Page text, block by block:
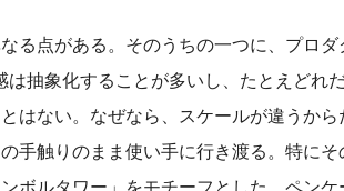
る点がある。そのうちの一つに、プロダ
抽象化することが多いし、たとえどれ
はない。なぜなら、スケールが違うから
手触りのまま使い手に行き渡る。特にそ